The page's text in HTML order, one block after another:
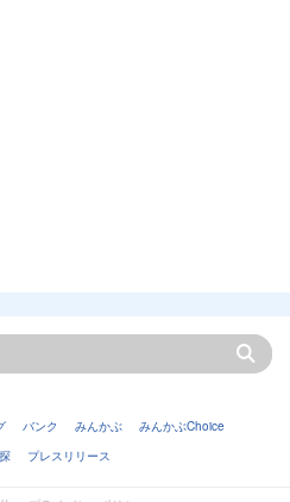
バンク みんかぶ
みんかぶChoice
プレスリリース